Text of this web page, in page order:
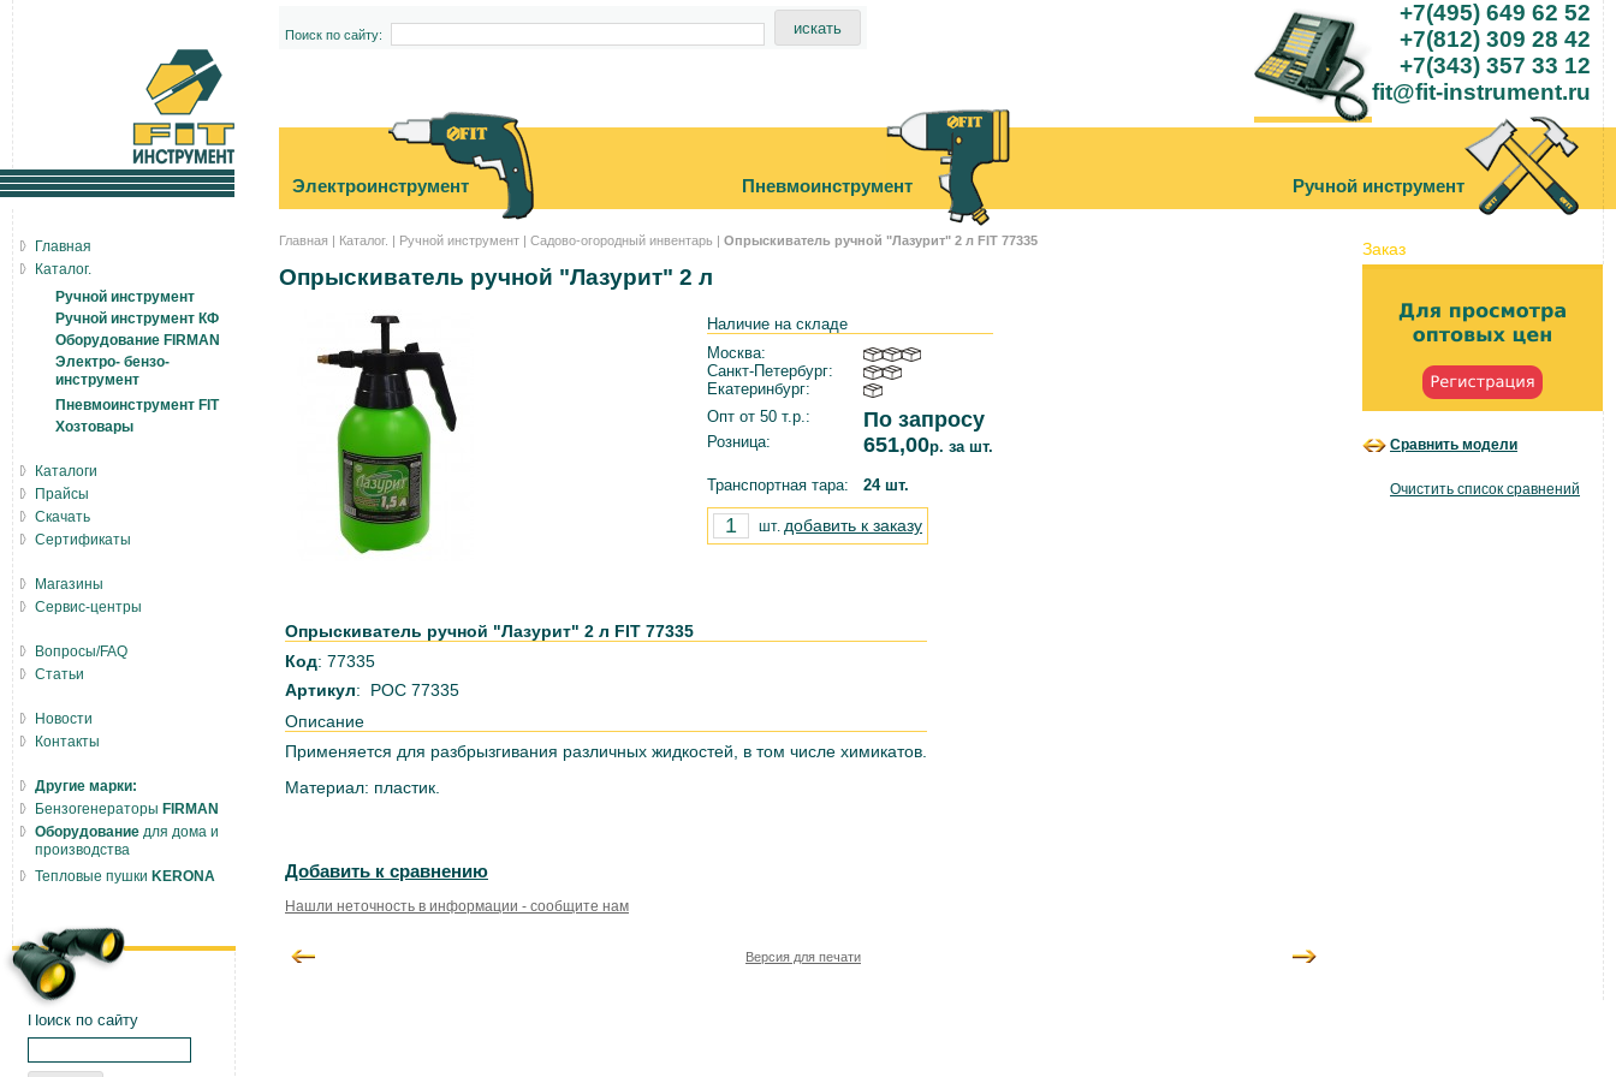
Поиск по сайту:
+7(495) 649 62 52
+7(812) 309 28 42
+7(343) 357 33 12
fit@fit-instrument.ru
Электроинструмент Пневмоинструмент Ручной инструмент
Главная | Каталог. | Ручной инструмент | Садово-огородный инвентарь | Опрыскиватель ручной "Лазурит" 2 л FIT 77335 Заказ
Опрыскиватель ручной "Лазурит" 2 л
Наличие на складе
Москва:
Санкт-Петербург:
Екатеринбург:
Опт от 50 т.р.:
По запросу
Розница: 651,00р. за шт.
Транспортная тара: 24 шт.
шт. добавить к заказу
Опрыскиватель ручной "Лазурит" 2 л FIT 77335
Код: 77335
Артикул: РОС 77335
Описание
Применяется для разбрызгивания различных жидкостей, в том числе химикатов.
Материал: пластик.
Добавить к сравнению
Нашли неточность в информации - сообщите нам
Версия для печати
Сравнить модели
Очистить список сравнений
Главная
Каталог.
Ручной инструмент
Ручной инструмент КФ
Оборудование FIRMAN
Электро- бензо-
инструмент
Пневмоинструмент FIT
Хозтовары
Каталоги
Прайсы
Скачать
Сертификаты
Магазины
Сервис-центры
Вопросы/FAQ
Статьи
Новости
Контакты
Другие марки:
Бензогенераторы FIRMAN
Оборудование для дома и
производства
Тепловые пушки KERONA
Поиск по сайту